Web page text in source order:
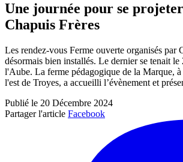
Une journée pour se
Chapuis Frères
Les rendez-vous Ferme ouverte organisés par
désormais bien installés. Le dernier se tenait le
l'Aube. La ferme pédagogique de la Marque,
l'est de Troyes, a accueilli l’évènement et
Publié le 20 Décembre 2024
Partager l'article Facebook